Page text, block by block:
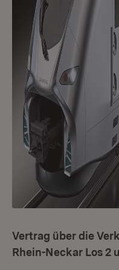
Vertrag über die
Rhein-Neckar Los 2